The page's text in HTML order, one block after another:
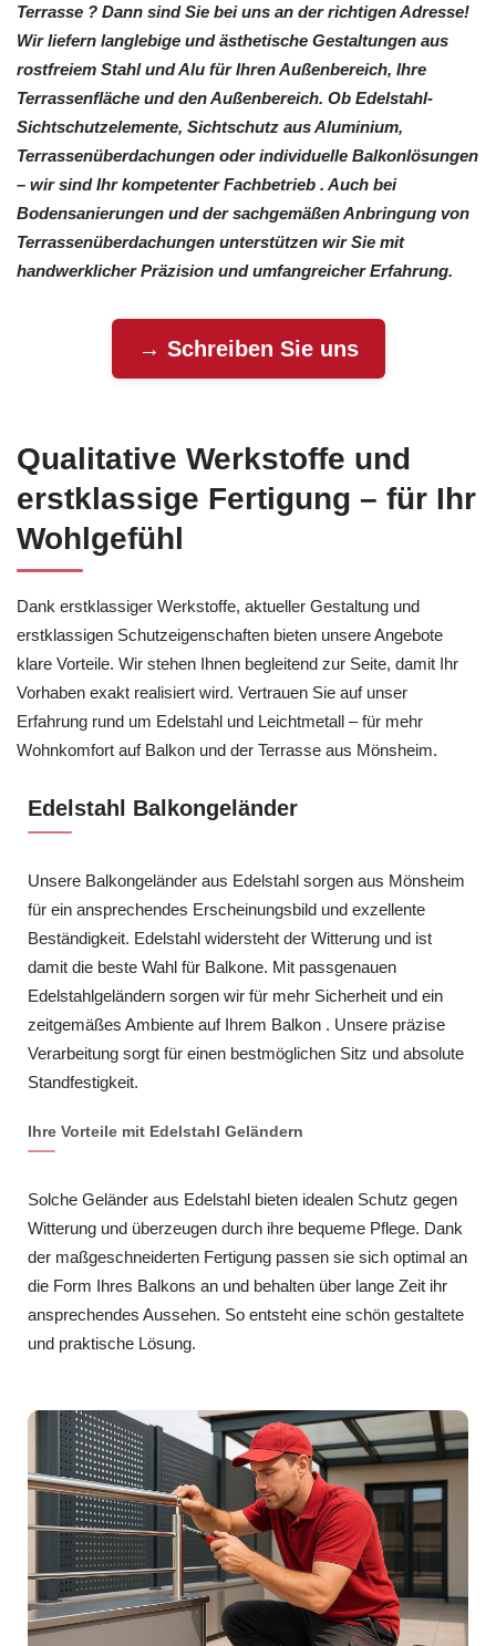
Terrasse ? Dann sind Sie bei uns an der richtigen Adresse!
Wir liefern langlebige und ästhetische Gestaltungen aus
rostfreiem Stahl und Alu für Ihren Außenbereich, Ihre
Terrassenfläche und den Außenbereich. Ob Edelstahl-
Sichtschutzelemente, Sichtschutz aus Aluminium,
Terrassenüberdachungen oder individuelle Balkonlösungen
– wir sind Ihr kompetenter Fachbetrieb . Auch bei
Bodensanierungen und der sachgemäßen Anbringung von
Terrassenüberdachungen unterstützen wir Sie mit
handwerklicher Präzision und umfangreicher Erfahrung.
→ Schreiben Sie uns
Qualitative Werkstoffe und
erstklassige Fertigung – für Ihr
Wohlgefühl
Dank erstklassiger Werkstoffe, aktueller Gestaltung und
erstklassigen Schutzeigenschaften bieten unsere Angebote
klare Vorteile. Wir stehen Ihnen begleitend zur Seite, damit Ihr
Vorhaben exakt realisiert wird. Vertrauen Sie auf unser
Erfahrung rund um Edelstahl und Leichtmetall – für mehr
Wohnkomfort auf Balkon und der Terrasse aus Mönsheim.
Edelstahl Balkongeländer
Unsere Balkongeländer aus Edelstahl sorgen aus Mönsheim
für ein ansprechendes Erscheinungsbild und exzellente
Beständigkeit. Edelstahl widersteht der Witterung und ist
damit die beste Wahl für Balkone. Mit passgenauen
Edelstahlgeländern sorgen wir für mehr Sicherheit und ein
zeitgemäßes Ambiente auf Ihrem Balkon . Unsere präzise
Verarbeitung sorgt für einen bestmöglichen Sitz und absolute
Standfestigkeit.
Ihre Vorteile mit Edelstahl Geländern
Solche Geländer aus Edelstahl bieten idealen Schutz gegen
Witterung und überzeugen durch ihre bequeme Pflege. Dank
der maßgeschneiderten Fertigung passen sie sich optimal an
die Form Ihres Balkons an und behalten über lange Zeit ihr
ansprechendes Aussehen. So entsteht eine schön gestaltete
und praktische Lösung.